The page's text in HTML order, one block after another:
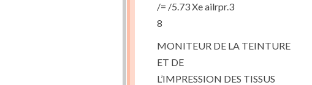
/= /5.73 Xe ailrpr.3
8
MONITEUR DE LA TEINTURE
ET DE
L’IMPRESSION DES TISSUS